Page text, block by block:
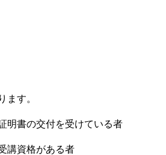
ます。
明書の交付を受けている者
講資格がある者